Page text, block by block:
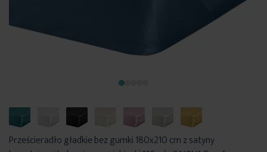
Prześcieradło gładkie bez gumki 180x210 cm z satyny